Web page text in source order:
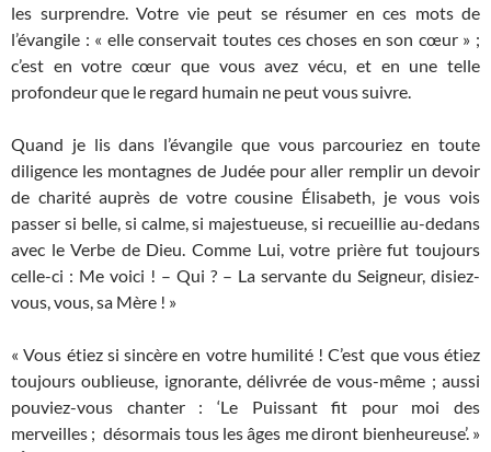
les surprendre. Votre vie peut se résumer en ces mots de
l’évangile : « elle conservait toutes ces choses en son cœur » ;
c’est en votre cœur que vous avez vécu, et en une telle
profondeur que le regard humain ne peut vous suivre.
Quand je lis dans l’évangile que vous parcouriez en toute
diligence les montagnes de Judée pour aller remplir un devoir
de charité auprès de votre cousine Élisabeth, je vous vois
passer si belle, si calme, si majestueuse, si recueillie au-dedans
avec le Verbe de Dieu. Comme Lui, votre prière fut toujours
celle-ci : Me voici ! – Qui ? – La servante du Seigneur, disiez-
vous, vous, sa Mère ! »
« Vous étiez si sincère en votre humilité ! C’est que vous étiez
toujours oublieuse, ignorante, délivrée de vous-même ; aussi
pouviez-vous chanter : ‘Le Puissant fit pour moi des
merveilles ; désormais tous les âges me diront bienheureuse’. »